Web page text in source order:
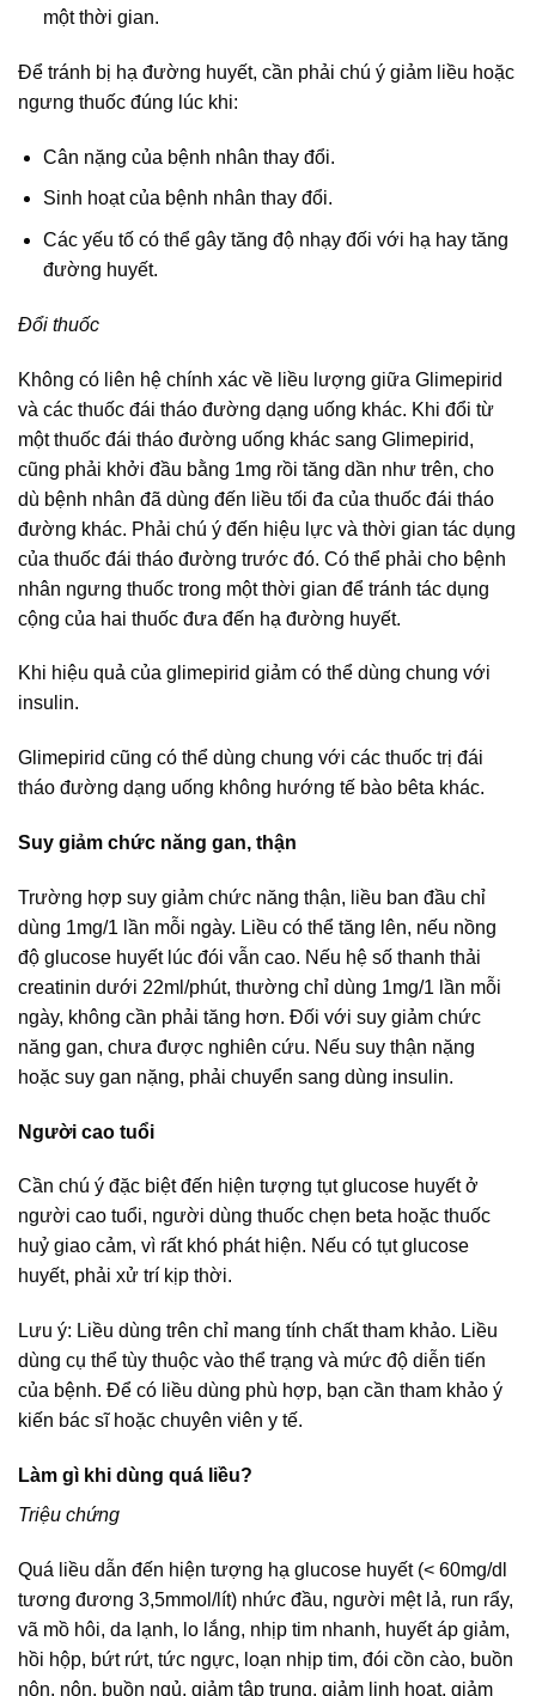
một thời gian.
Để tránh bị hạ đường huyết, cần phải chú ý giảm liều hoặc
ngưng thuốc đúng lúc khi:
Cân nặng của bệnh nhân thay đổi.
Sinh hoạt của bệnh nhân thay đổi.
Các yếu tố có thể gây tăng độ nhạy đối với hạ hay tăng
đường huyết.
Đổi thuốc
Không có liên hệ chính xác về liều lượng giữa Glimepirid
và các thuốc đái tháo đường dạng uống khác. Khi đổi từ
một thuốc đái tháo đường uống khác sang Glimepirid,
cũng phải khởi đầu bằng 1mg rồi tăng dần như trên, cho
dù bệnh nhân đã dùng đến liều tối đa của thuốc đái tháo
đường khác. Phải chú ý đến hiệu lực và thời gian tác dụng
của thuốc đái tháo đường trước đó. Có thể phải cho bệnh
nhân ngưng thuốc trong một thời gian để tránh tác dụng
cộng của hai thuốc đưa đến hạ đường huyết.
Khi hiệu quả của glimepirid giảm có thể dùng chung với
insulin.
Glimepirid cũng có thể dùng chung với các thuốc trị đái
tháo đường dạng uống không hướng tế bào bêta khác.
Suy giảm chức năng gan, thận
Trường hợp suy giảm chức năng thận, liều ban đầu chỉ
dùng 1mg/1 lần mỗi ngày. Liều có thể tăng lên, nếu nồng
độ glucose huyết lúc đói vẫn cao. Nếu hệ số thanh thải
creatinin dưới 22ml/phút, thường chỉ dùng 1mg/1 lần mỗi
ngày, không cần phải tăng hơn. Đối với suy giảm chức
năng gan, chưa được nghiên cứu. Nếu suy thận nặng
hoặc suy gan nặng, phải chuyển sang dùng insulin.
Người cao tuổi
Cần chú ý đặc biệt đến hiện tượng tụt glucose huyết ở
người cao tuổi, người dùng thuốc chẹn beta hoặc thuốc
huỷ giao cảm, vì rất khó phát hiện. Nếu có tụt glucose
huyết, phải xử trí kịp thời.
Lưu ý: Liều dùng trên chỉ mang tính chất tham khảo. Liều
dùng cụ thể tùy thuộc vào thể trạng và mức độ diễn tiến
của bệnh. Để có liều dùng phù hợp, bạn cần tham khảo ý
kiến bác sĩ hoặc chuyên viên y tế.
Làm gì khi dùng quá liều?
Triệu chứng
Quá liều dẫn đến hiện tượng hạ glucose huyết (< 60mg/dl
tương đương 3,5mmol/lít) nhức đầu, người mệt lả, run rẩy,
vã mồ hôi, da lạnh, lo lắng, nhịp tim nhanh, huyết áp giảm,
hồi hộp, bứt rứt, tức ngực, loạn nhịp tim, đói cồn cào, buồn
nôn, nôn, buồn ngủ, giảm tập trung, giảm linh hoạt, giảm